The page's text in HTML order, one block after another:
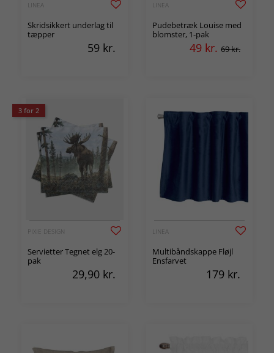
LINEA
Skridsikkert underlag til
tæpper
59 kr.
LINEA
Pudebetræk Louise med
blomster, 1-pak
49 kr. 69 kr.
3 for 2
PIXIE DESIGN
Servietter Tegnet elg 20-
pak
29,90 kr.
LINEA
Multibåndskappe Fløjl
Ensfarvet
179 kr.